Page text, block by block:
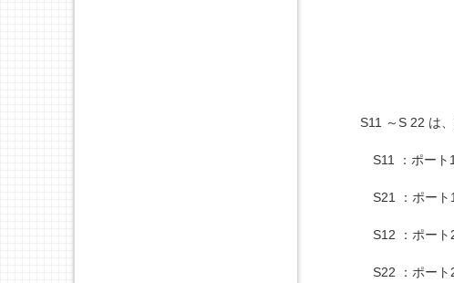
S11 ～S 22 は
S11 ：ポー
S21 ：ポー
S12 ：ポー
S22 ：ポー